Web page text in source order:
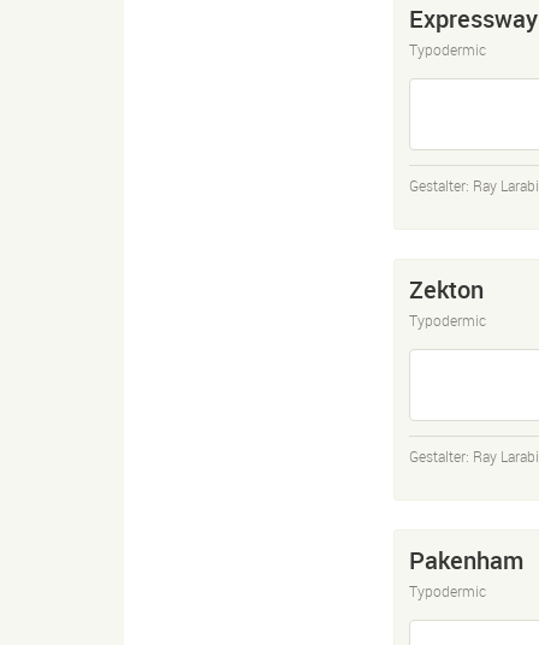
Expressway
Typodermic
Gestalter: Ray
Zekton
Typodermic
Gestalter: Ray
Pakenham
Typodermic